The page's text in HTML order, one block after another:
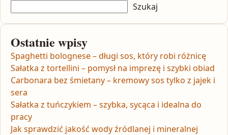
Szukaj
Ostatnie wpisy
Spaghetti bolognese – długi sos, który robi różnicę
Sałatka z tortellini – pomysł na imprezę i szybki obiad
Carbonara bez śmietany – kremowy sos tylko z jajek i
sera
Sałatka z tuńczykiem – szybka, sycąca i idealna do
pracy
Jak sprawdzić jakość wody źródlanej i mineralnej